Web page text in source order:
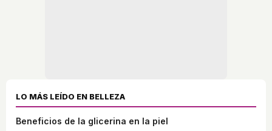
LO MÁS LEÍDO EN BELLEZA
Beneficios de la glicerina en la piel